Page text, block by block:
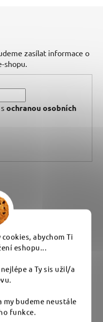
abychom Ti
eshopu...
a Ty sis užil/a
budeme neustále
funkce.
zasílat informace o
shopu.
ochranou osobních